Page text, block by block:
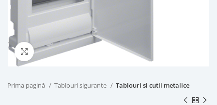
Click to enlarge
Prima pagină Tablouri sigurante Tablouri si cutii metalice